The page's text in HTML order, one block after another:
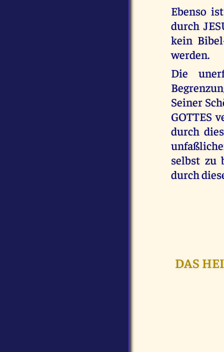
Ebenso
durch
kein
werden.
Die
Seiner
GOTTES
durch
selbst zu
durch
DAS